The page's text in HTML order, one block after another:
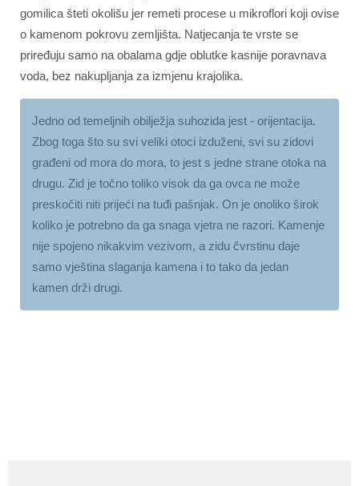
gomilica šteti okolišu jer remeti procese u mikroflori koji ovise
o kamenom pokrovu zemljišta. Natjecanja te vrste se
priređuju samo na obalama gdje oblutke kasnije poravnava
voda, bez nakupljanja za izmjenu krajolika.
Jedno od temeljnih obilježja suhozida jest - orijentacija.
Zbog toga što su svi veliki otoci izduženi, svi su zidovi
građeni od mora do mora, to jest s jedne strane otoka na
drugu. Zid je točno toliko visok da ga ovca ne može
preskočiti niti prijeći na tuđi pašnjak. On je onoliko širok
koliko je potrebno da ga snaga vjetra ne razori. Kamenje
nije spojeno nikakvim vezivom, a zidu čvrstinu daje
samo vještina slaganja kamena i to tako da jedan
kamen drži drugi.